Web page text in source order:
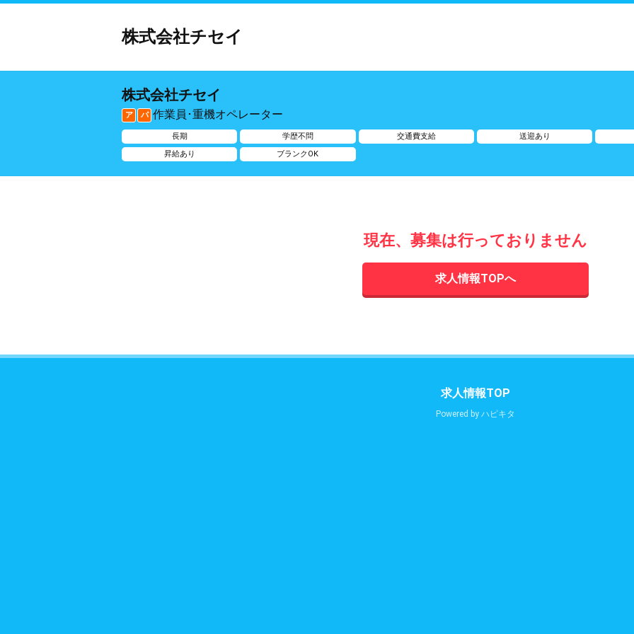
株式会社チセイ
株式会社チセイ
ア パ 作業員･重機オペレーター
長期 学歴不問 交通費支給 送迎あり
昇給あり
ブランクOK
現在、募集は行っておりません
求人情報TOPへ
求人情報TOP
Powered by ハピキタ